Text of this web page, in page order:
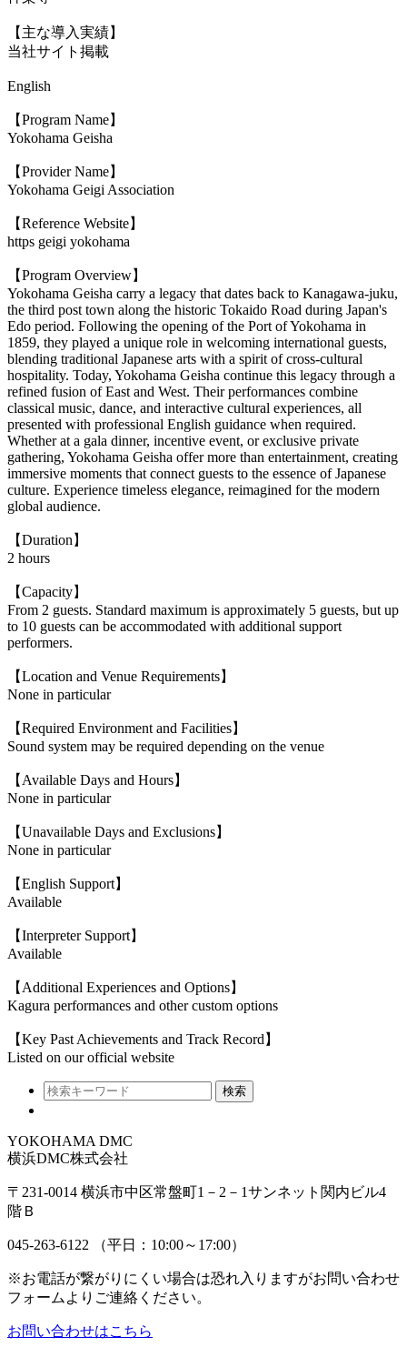
【主な導入実績】
当社サイト掲載
English
【Program Name】
Yokohama Geisha
【Provider Name】
Yokohama Geigi Association
【Reference Website】
https geigi yokohama
【Program Overview】
Yokohama Geisha carry a legacy that dates back to Kanagawa-juku,
the third post town along the historic Tokaido Road during Japan's
Edo period. Following the opening of the Port of Yokohama in
1859, they played a unique role in welcoming international guests,
blending traditional Japanese arts with a spirit of cross-cultural
hospitality. Today, Yokohama Geisha continue this legacy through a
refined fusion of East and West. Their performances combine
classical music, dance, and interactive cultural experiences, all
presented with professional English guidance when required.
Whether at a gala dinner, incentive event, or exclusive private
gathering, Yokohama Geisha offer more than entertainment, creating
immersive moments that connect guests to the essence of Japanese
culture. Experience timeless elegance, reimagined for the modern
global audience.
【Duration】
2 hours
【Capacity】
From 2 guests. Standard maximum is approximately 5 guests, but up
to 10 guests can be accommodated with additional support
performers.
【Location and Venue Requirements】
None in particular
【Required Environment and Facilities】
Sound system may be required depending on the venue
【Available Days and Hours】
None in particular
【Unavailable Days and Exclusions】
None in particular
【English Support】
Available
【Interpreter Support】
Available
【Additional Experiences and Options】
Kagura performances and other custom options
【Key Past Achievements and Track Record】
Listed on our official website
検索
YOKOHAMA DMC
横浜DMC株式会社
〒231-0014 横浜市中区常盤町1－2－1サンネット関内ビル4
階Ｂ
045-263-6122 （平日：10:00～17:00）
※お電話が繋がりにくい場合は恐れ入りますがお問い合わせ
フォームよりご連絡ください。
お問い合わせはこちら